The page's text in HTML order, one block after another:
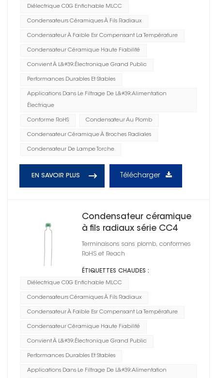
Diélectrique C0G Enfichable MLCC
Condensateurs Céramiques À Fils Radiaux
Condensateur À Faible Esr Compensant La Température
Condensateur Céramique Haute Fiabilité
Convient À L&#39;électronique Grand Public
Performances Durables Et Stables
Applications Dans Le Filtrage De L&#39;alimentation
Électrique
Conforme RoHS Condensateur Au Plomb
Condensateur Céramique À Broches Radiales
Condensateur De Lampe Torche
EN SAVOIR PLUS Télécharger
Condensateur céramique
à fils radiaux série CC4
2225
Terminaisons sans plomb, conformes
RoHS et Reach
ÉTIQUETTES CHAUDES :
Diélectrique C0G Enfichable MLCC
Condensateurs Céramiques À Fils Radiaux
Condensateur À Faible Esr Compensant La Température
Condensateur Céramique Haute Fiabilité
Convient À L&#39;électronique Grand Public
Performances Durables Et Stables
Applications Dans Le Filtrage De L&#39;alimentation